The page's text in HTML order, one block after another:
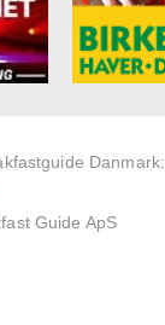
Danmark:
Guide ApS